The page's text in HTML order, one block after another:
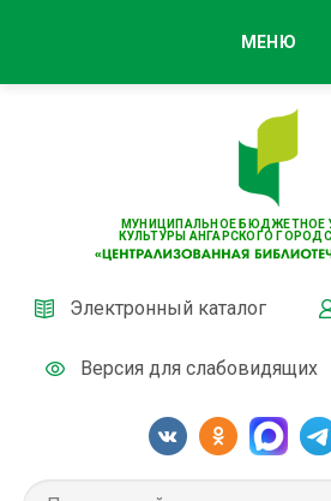
МУНИЦИПАЛЬНОЕ БЮДЖЕТНОЕ
КУЛЬТУРЫ АНГАРСКОГО
Электронный каталог
Версия для слабовидящих
МЕНЮ